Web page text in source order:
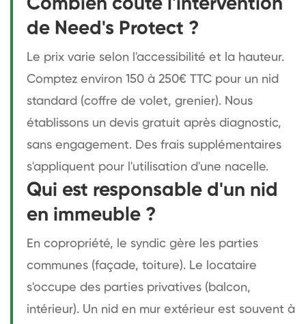
de Need's Protect ?
Le prix varie selon l'accessibilité et la hauteur.
Comptez environ 150 à 250€ TTC pour un nid
standard (coffre de volet, grenier). Nous
établissons un devis gratuit après diagnostic,
sans engagement. Des frais supplémentaires
s'appliquent pour l'utilisation d'une nacelle.
Qui est responsable d'un nid
en immeuble ?
En copropriété, le syndic gère les parties
communes (façade, toiture). Le locataire
s'occupe des parties privatives (balcon,
intérieur). Un nid en mur extérieur est souvent à